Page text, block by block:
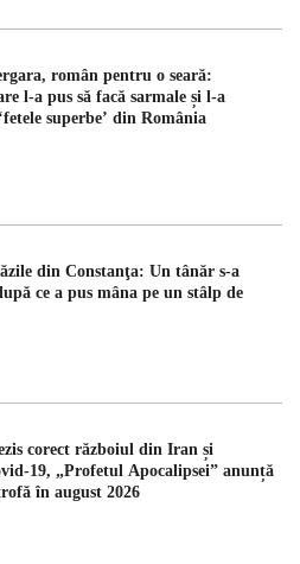
român pentru o seară:
l-a pus să facă sarmale și l-a
superbe’ din România
din Constanţa: Un tânăr s-a
ce a pus mâna pe un stâlp de
corect războiul din Iran și
19, „Profetul Apocalipsei” anunță
în august 2026